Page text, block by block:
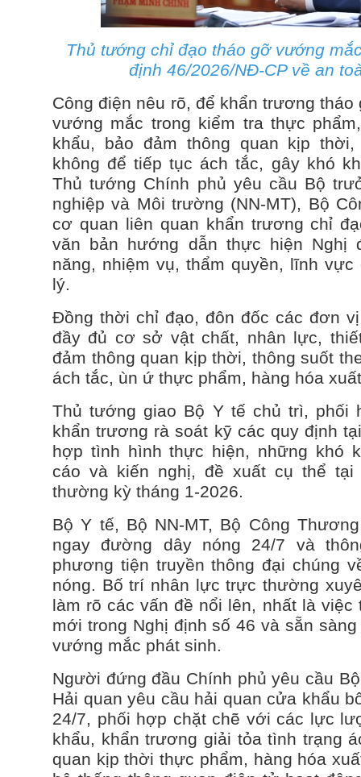
Thủ tướng chỉ đạo tháo gỡ vướng
định 46/2026/NĐ-CP về an
Công điện nêu rõ, để khẩn trương
vướng mắc trong kiểm tra thực
khẩu, bảo đảm thông quan kịp
không để tiếp tục ách tắc, gây khó
Thủ tướng Chính phủ yêu cầu Bộ
nghiệp và Môi trường (NN-MT), Bộ
cơ quan liên quan khẩn trương chỉ
văn bản hướng dẫn thực hiện Nghị
năng, nhiệm vụ, thẩm quyền, lĩnh
lý.
Đồng thời chỉ đạo, đôn đốc các đơn
đầy đủ cơ sở vật chất, nhân lực,
đảm thông quan kịp thời, thông suốt
ách tắc, ùn ứ thực phẩm, hàng hóa
Thủ tướng giao Bộ Y tế chủ trì, phối
khẩn trương rà soát kỹ các quy định
hợp tình hình thực hiện, những khó
cáo và kiến nghị, đề xuất cụ thể tại
thường kỳ tháng 1-2026.
Bộ Y tế, Bộ NN-MT, Bộ Công
ngay đường dây nóng 24/7 và
phương tiện truyền thông đại chúng
nóng. Bố trí nhân lực trực thường
làm rõ các vấn đề nổi lên, nhất là việc
mới trong Nghị định số 46 và sẵn
vướng mắc phát sinh.
Người đứng đầu Chính phủ yêu cầu
Hải quan yêu cầu hải quan cửa khẩu
24/7, phối hợp chặt chẽ với các lực
khẩu, khẩn trương giải tỏa tình trạng
quan kịp thời thực phẩm, hàng hóa